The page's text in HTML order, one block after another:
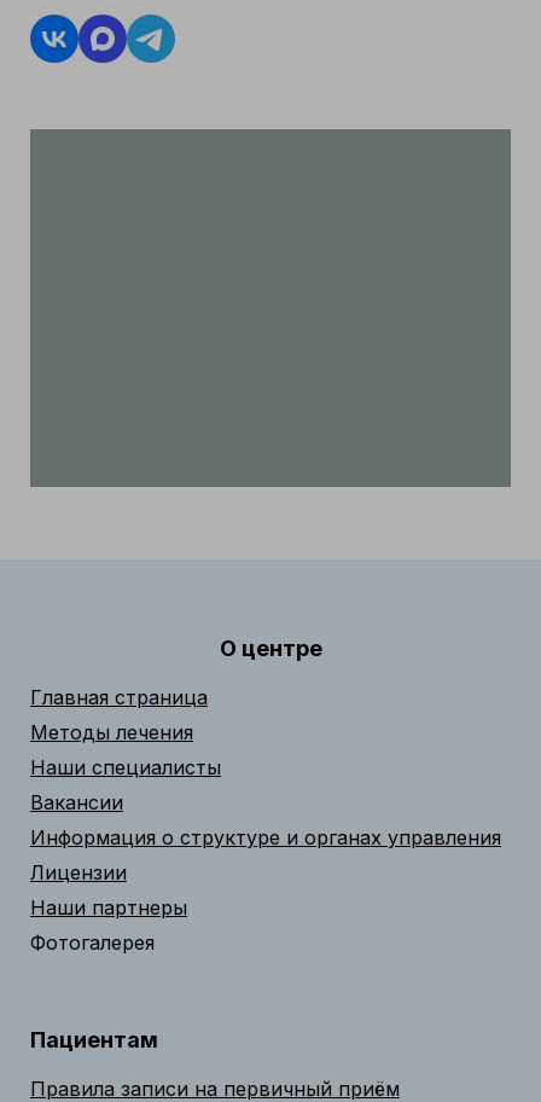
О центре
Главная страница
Методы лечения
Наши специалисты
Вакансии
Информация о структуре и органах управления
Лицензии
Наши партнеры
Фотогалерея
Пациентам
Правила записи на первичный приём